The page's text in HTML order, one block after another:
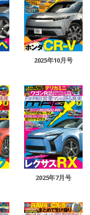
2025年10月号
2025年7月号